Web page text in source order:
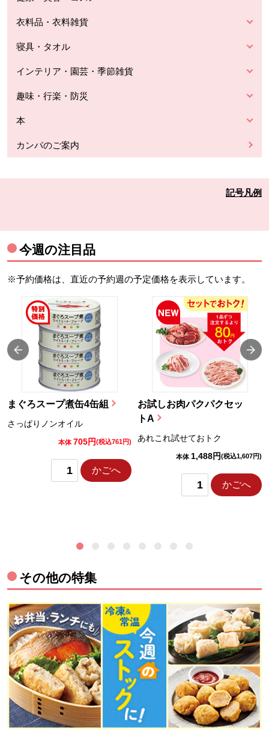
衣料品・衣料雑貨
寝具・タオル
インテリア・園芸・季節雑貨
趣味・行楽・防災
本
カンパのご案内
記号凡例
今週の注目品
※予約価格は、直近の予約週の予定価格を表示しています。
まぐろスープ煮缶4缶組
さっぱりノンオイル
本体 705円(税込761円)
かごへ
お試しお肉パクパクセッ
トA
あれこれ試せておトク
本体 1,488円(税込1,607円)
かごへ
その他の特集